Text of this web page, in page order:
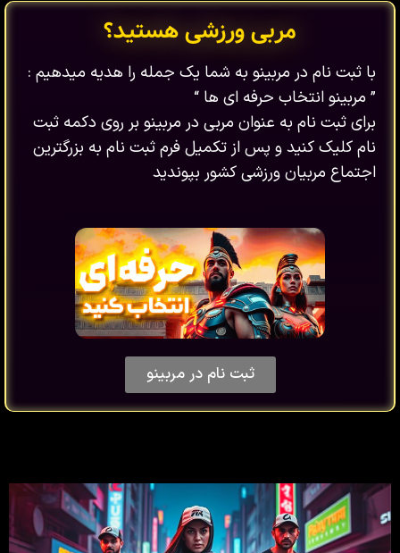
مربی ورزشی هستید؟
با ثبت نام در مربینو به شما یک جمله را هدیه میدهیم :
” مربینو انتخاب حرفه ای ها “
برای ثبت نام به عنوان مربی در مربینو بر روی دکمه ثبت
نام کلیک کنید و پس از تکمیل فرم ثبت نام به بزرگترین
اجتماع مربیان ورزشی کشور بپوندید
ثبت نام در مربینو